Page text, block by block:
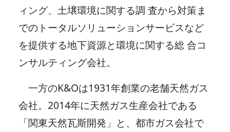
ィング、土壌環境に関する調 査から対策ま
でのトータルソリューションサービスなど
を提供する地下資源と環境に関する総 合コ
ンサルティング会社。
一方のK&Oは1931年創業の老舗天然ガス
会社。2014年に天然ガス生産会社である
「関東天然瓦斯開発」と、都市ガス会社で